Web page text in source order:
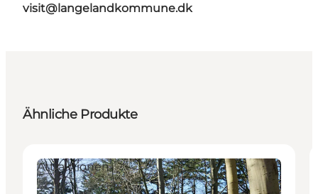
visit@langelandkommune.dk
Ähnliche Produkte
Attraktionen